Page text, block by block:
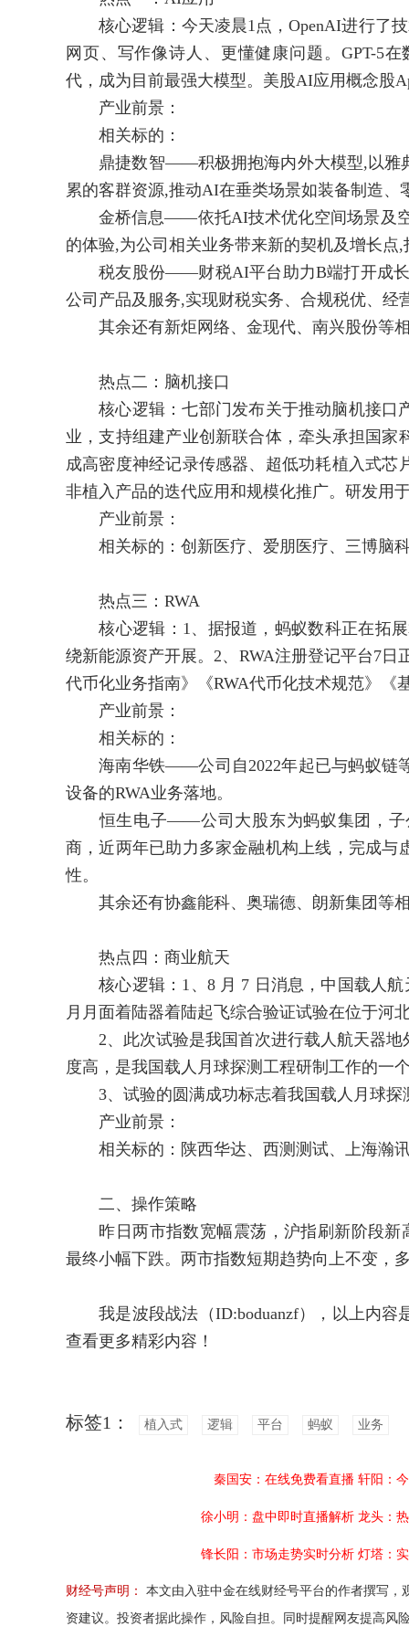
核心逻辑：今天凌晨1点，OpenAI进行了技
网页、写作像诗人、更懂健康问题。GPT-5
代，成为目前最强大模型。美股AI应用概念股
产业前景：
相关标的：
鼎捷数智——积极拥抱海内外大模型,以雅典
累的客群资源,推动AI在垂类场景如装备制造、
金桥信息——依托AI技术优化空间场景及空
的体验,为公司相关业务带来新的契机及增长
税友股份——财税AI平台助力B端打开成长
公司产品及服务,实现财税实务、合规税优、经
其余还有新炬网络、金现代、南兴股份等
热点二：脑机接口
核心逻辑：七部门发布关于推动脑机接口
业，支持组建产业创新联合体，牵头承担国
成高密度神经记录传感器、超低功耗植入式
非植入产品的迭代应用和规模化推广。研发用
产业前景：
相关标的：创新医疗、爱朋医疗、三博脑
热点三：RWA
核心逻辑：1、据报道，蚂蚁数科正在拓展
绕新能源资产开展。2、RWA注册登记平台7日
代币化业务指南》《RWA代币化技术规范》《
产业前景：
相关标的：
海南华铁——公司自2022年起已与蚂蚁链等
设备的RWA业务落地。
恒生电子——公司大股东为蚂蚁集团，子
商，近两年已助力多家金融机构上线，完成
性。
其余还有协鑫能科、奥瑞德、朗新集团等
热点四：商业航天
核心逻辑：1、8 月 7 日消息，中国载人航
月月面着陆器着陆起飞综合验证试验在位于河
2、此次试验是我国首次进行载人航天器地
度高，是我国载人月球探测工程研制工作的一
3、试验的圆满成功标志着我国载人月球探
产业前景：
相关标的：陕西华达、西测测试、上海瀚
二、操作策略
昨日两市指数宽幅震荡，沪指刷新阶段新
最终小幅下跌。两市指数短期趋势向上不变，
我是波段战法（ID:boduanzf），以上内容
查看更多精彩内容！
标签1： 植入式 逻辑 平台 蚂蚁 业务
秦国安：在线免费看直播 轩阳：
徐小明：盘中即时直播解析 龙头：
锋长阳：市场走势实时分析 灯塔：
财经号声明：
本文由入驻中金在线财经号平台的作者撰写
资建议。投资者据此操作，风险自担。同时提醒网友提高风